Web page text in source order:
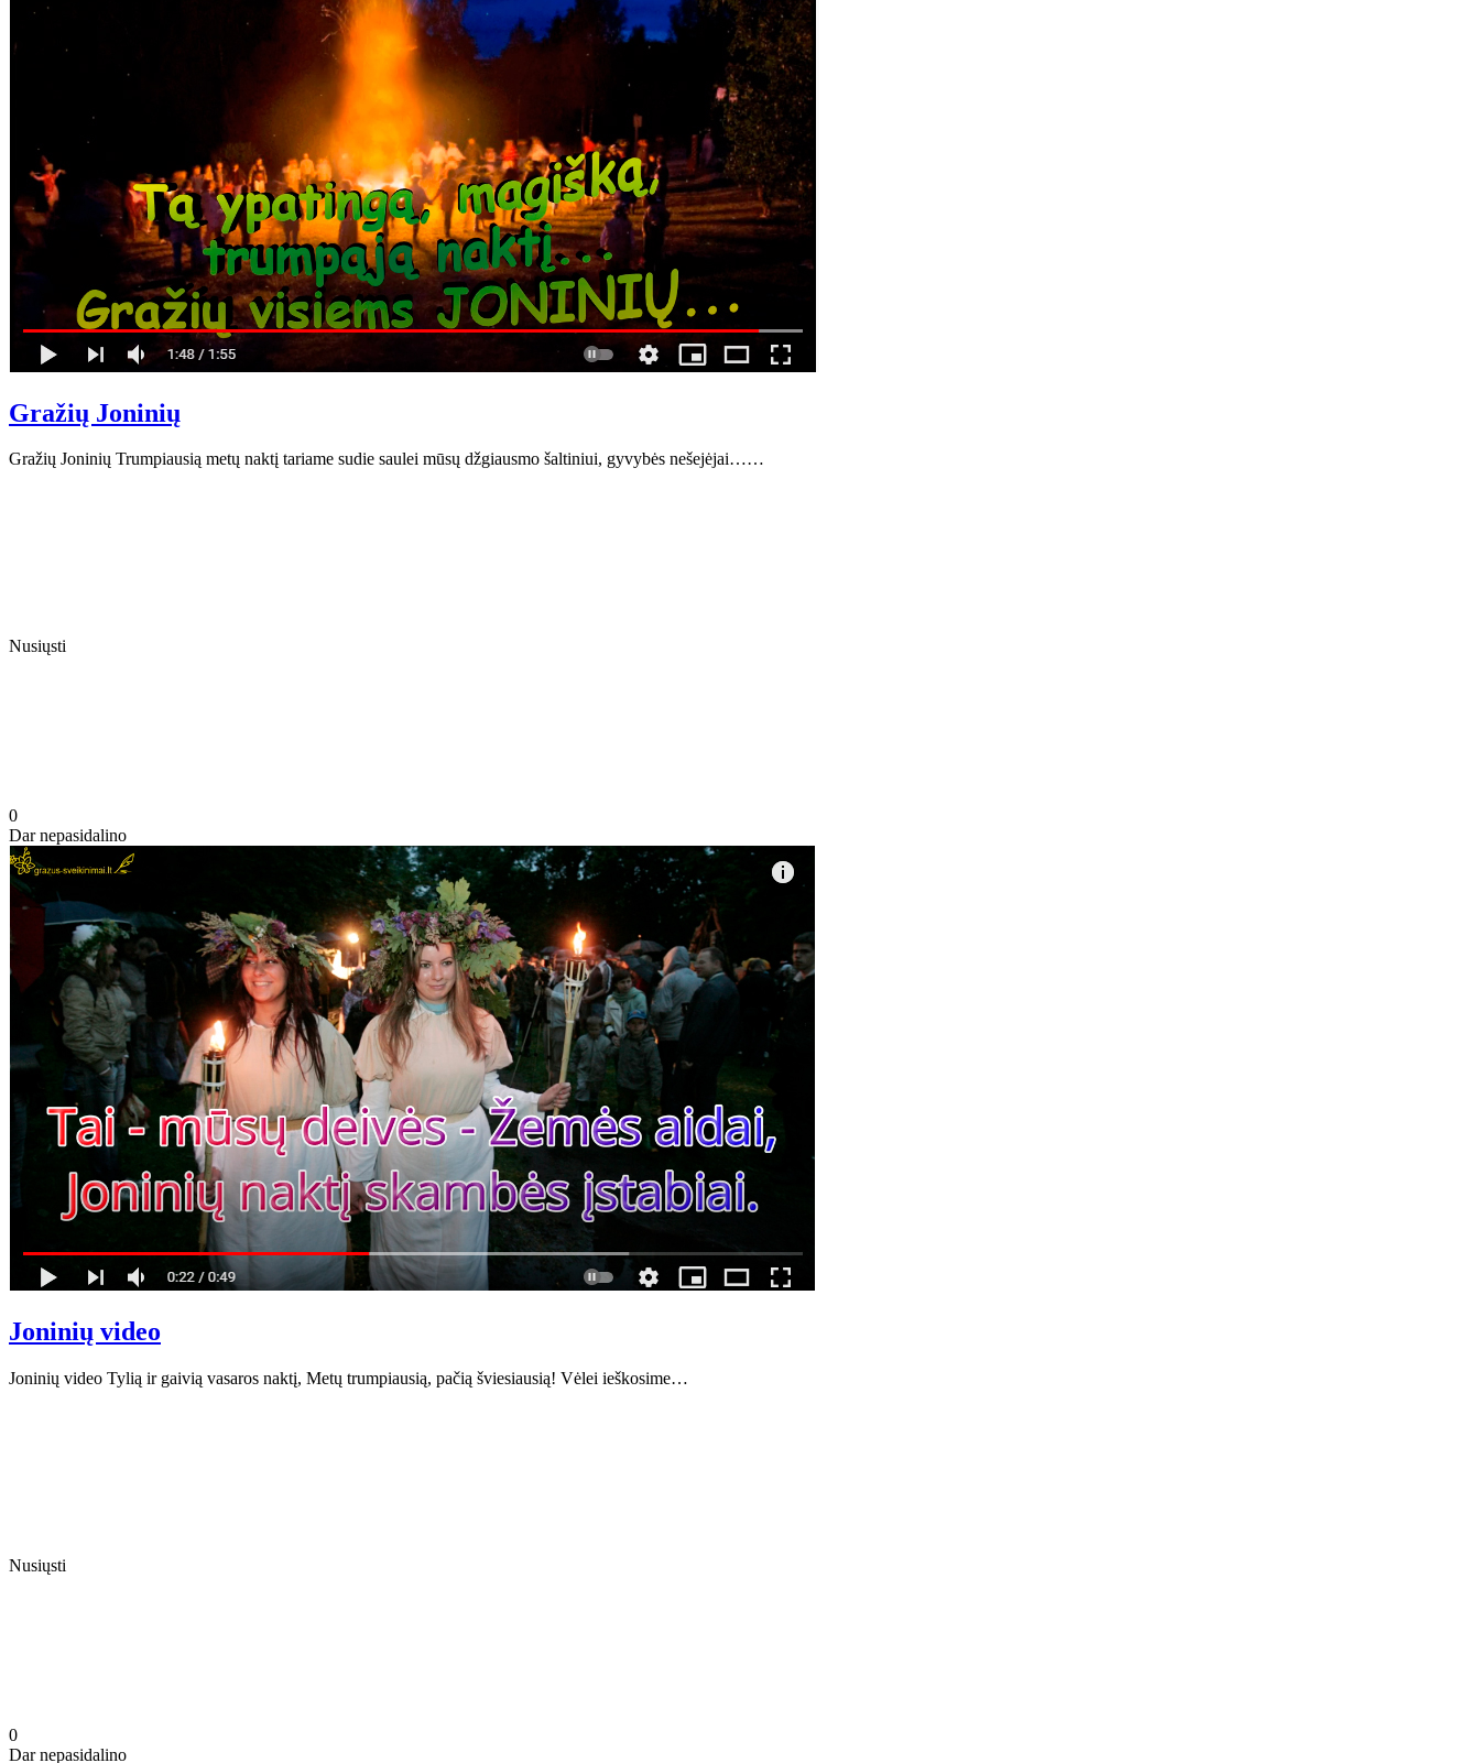
Gražių Joninių
Gražių Joninių Trumpiausią metų naktį tariame sudie saulei mūsų džgiausmo šaltiniui, gyvybės nešejėjai……
Nusiųsti
0
Dar nepasidalino
Joninių video
Joninių video Tylią ir gaivią vasaros naktį, Metų trumpiausią, pačią šviesiausią! Vėlei ieškosime…
Nusiųsti
0
Dar nepasidalino